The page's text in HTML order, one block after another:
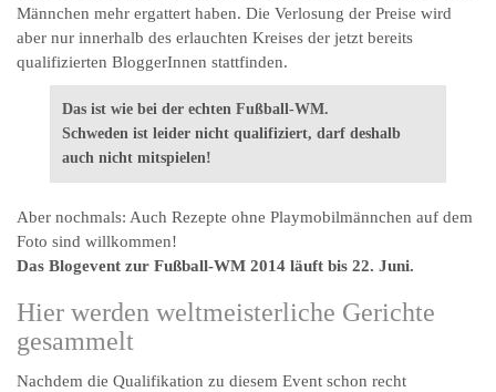
Männchen mehr ergattert haben. Die Verlosung der Preise wird
aber nur innerhalb des erlauchten Kreises der jetzt bereits
qualifizierten BloggerInnen stattfinden.
Das ist wie bei der echten Fußball-WM.
Schweden ist leider nicht qualifiziert, darf deshalb
auch nicht mitspielen!
Aber nochmals: Auch Rezepte ohne Playmobilmännchen auf dem
Foto sind willkommen!
Das Blogevent zur Fußball-WM 2014 läuft bis 22. Juni.
Hier werden weltmeisterliche Gerichte
gesammelt
Nachdem die Qualifikation zu diesem Event schon recht